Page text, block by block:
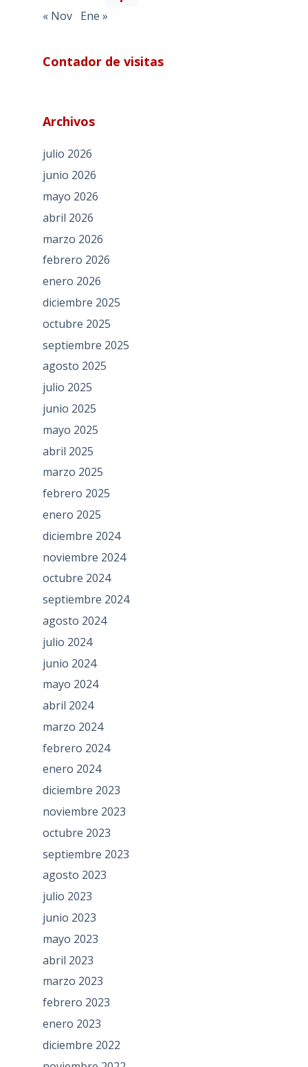
« Nov Ene »
Contador de visitas
Archivos
julio 2026
junio 2026
mayo 2026
abril 2026
marzo 2026
febrero 2026
enero 2026
diciembre 2025
octubre 2025
septiembre 2025
agosto 2025
julio 2025
junio 2025
mayo 2025
abril 2025
marzo 2025
febrero 2025
enero 2025
diciembre 2024
noviembre 2024
octubre 2024
septiembre 2024
agosto 2024
julio 2024
junio 2024
mayo 2024
abril 2024
marzo 2024
febrero 2024
enero 2024
diciembre 2023
noviembre 2023
octubre 2023
septiembre 2023
agosto 2023
julio 2023
junio 2023
mayo 2023
abril 2023
marzo 2023
febrero 2023
enero 2023
diciembre 2022